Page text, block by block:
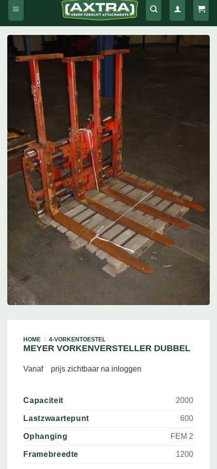
HOME / 4-VORKENTOESTEL
MEYER VORKENVERSTELLER DUBBEL
Vanaf prijs zichtbaar na inloggen
Capaciteit 2000
Lastzwaartepunt 600
Ophanging FEM 2
Framebreedte 1200